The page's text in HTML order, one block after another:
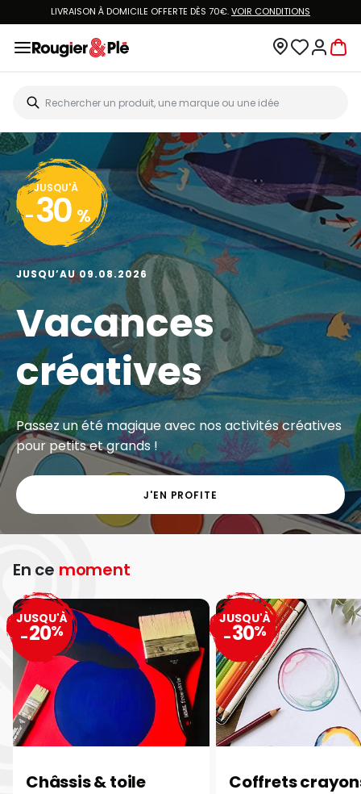
LIVRAISON À DOMICILE OFFERTE DÈS 70€.VOIR CONDITIONS
JUSQU'À
- 30 %
JUSQU’AU 09.08.2026
Vacances
créatives
Passez un été magique avec nos activités créatives
pour petits et grands !
J'EN PROFITE
En ce moment
Châssis & toile
JUSQU'À
-20%
Coffrets
JUSQU'À
-30%